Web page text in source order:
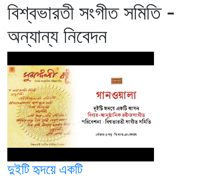
বিশ্বভারতী সংগীত সমিতি -
অন্যান্য নিবেদন
দুইটি হৃদয়ে একটি